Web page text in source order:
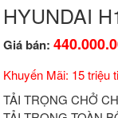
HYUNDAI
Giá bán:
Khuyến Mãi: 15 triệu
TẢI TRỌNG CHỞ